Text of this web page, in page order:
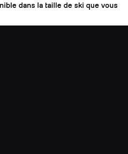
dans la taille de ski que vous